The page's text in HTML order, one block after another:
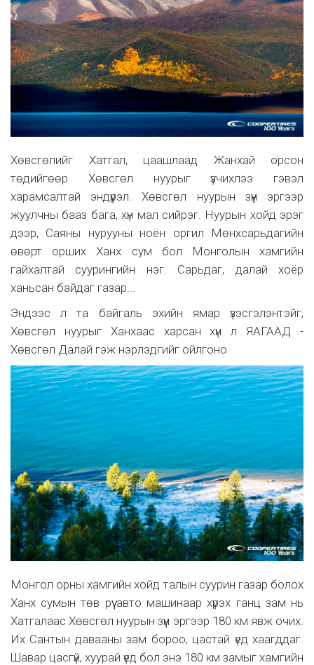
Хөвсгөлийг Хатгал, цаашлаад Жанхай орсон
төдийгөөр Хөвсгөл нуурыг үзчихлээ гэвэл
харамсалтай эндүүрэл. Хөвсгөл нуурын зүүн эргээр
жуулчны бааз бага, хүн мал сийрэг. Нуурын хойд эрэг
дээр, Саяны нурууны ноён оргил Мөнхсарьдагийн
өвөрт орших Ханх сум бол Монголын хамгийн
гайхалтай суурингийн нэг. Сарьдаг, далай хоёр
ханьсан байдаг газар...
Эндээс л та байгаль эхийн ямар үзэсгэлэнтэйг,
Хөвсгөл нуурыг Ханхаас харсан хүн л ЯАГААД -
Хөвсгөл Далай гэж нэрлэдгийг ойлгоно.
Монгол орны хамгийн хойд талын суурин газар болох
Ханх сумын төв рүү авто машинаар хүрэх ганц зам нь
Хатгалаас Хөвсгөл нуурын зүүн эргээр 180 км явж очих.
Их Сантын давааны зам бороо, цастай үед хаагддаг.
Шавар цасгүй, хуурай үед бол энэ 180 км замыг хамгийн